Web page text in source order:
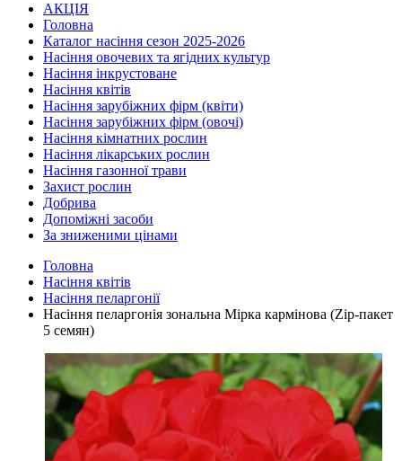
АКЦІЯ
Головна
Каталог насіння сезон 2025-2026
Насіння овочевих та ягідних культур
Насіння інкрустоване
Насіння квітів
Насіння зарубіжних фірм (квіти)
Насіння зарубіжних фірм (овочі)
Насіння кімнатних рослин
Насіння лікарських рослин
Насіння газонної трави
Захист рослин
Добрива
Допоміжні засоби
За зниженими цінами
Головна
Насіння квітів
Насіння пеларгонії
Насіння пеларгонія зональна Мірка кармінова (Zip-пакет
5 семян)